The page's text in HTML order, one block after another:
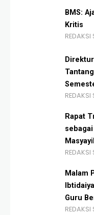
BMS:
Kritis
REDAKSI
REDAKSI
Rapat
REDAKSI
Malam
Guru
REDAKSI